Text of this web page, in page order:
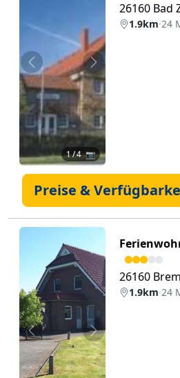
Zurück Weiter
1/ 4 📷
26160 Bad
1.9km·24
Preise &
Zurück Weiter
26160
1.9km·24